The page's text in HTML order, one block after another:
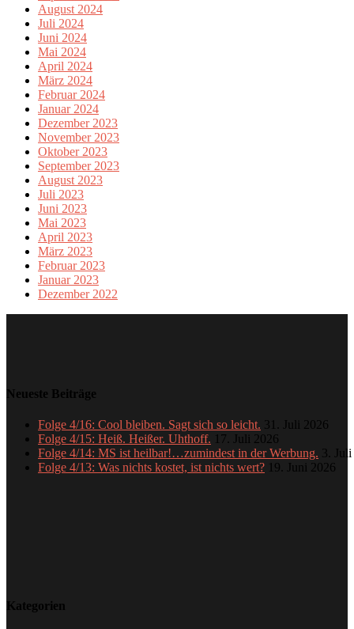
August 2024
Juli 2024
Juni 2024
Mai 2024
April 2024
März 2024
Februar 2024
Januar 2024
Dezember 2023
November 2023
Oktober 2023
September 2023
August 2023
Juli 2023
Juni 2023
Mai 2023
April 2023
März 2023
Februar 2023
Januar 2023
Dezember 2022
Neueste Beiträge
Folge 4/16: Cool bleiben. Sagt sich so leicht. 31. Juli 2026
Folge 4/15: Heiß. Heißer. Uhthoff. 17. Juli 2026
Folge 4/14: MS ist heilbar!…zumindest in der Werbung. 3.
Folge 4/13: Was nichts kostet, ist nichts wert? 19. Juni 2026
Kategorien